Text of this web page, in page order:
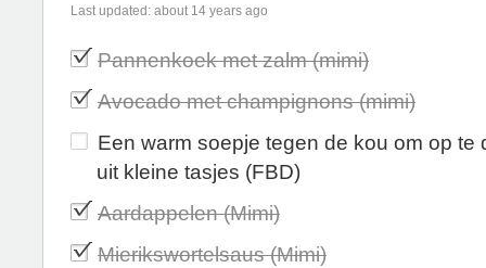
Last updated: about 14 years ago
Pannenkoek met zalm (mimi)
Avocado met champignons (mimi)
Een warm soepje tegen de kou om op te
uit kleine tasjes (FBD)
Aardappelen (Mimi)
Mierikswortelsaus (Mimi)